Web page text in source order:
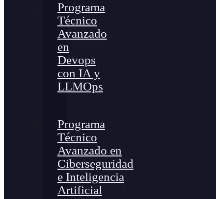
Programa
Técnico
Avanzado
en
Devops
con IA y
LLMOps
Programa
Técnico
Avanzado en
Ciberseguridad
e Inteligencia
Artificial